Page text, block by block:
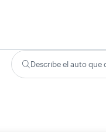
Describe el auto que